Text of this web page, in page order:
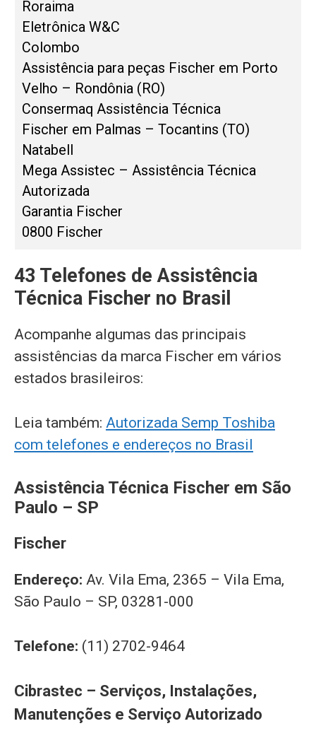
Roraima
Eletrônica W&C
Colombo
Assistência para peças Fischer em Porto
Velho – Rondônia (RO)
Consermaq Assistência Técnica
Fischer em Palmas – Tocantins (TO)
Natabell
Mega Assistec – Assistência Técnica
Autorizada
Garantia Fischer
0800 Fischer
43 Telefones de Assistência
Técnica Fischer no Brasil
Acompanhe algumas das principais
assistências da marca Fischer em vários
estados brasileiros:
Leia também: Autorizada Semp Toshiba
com telefones e endereços no Brasil
Assistência Técnica Fischer em São
Paulo – SP
Fischer
Endereço: Av. Vila Ema, 2365 – Vila Ema,
São Paulo – SP, 03281-000
Telefone: (11) 2702-9464
Cibrastec – Serviços, Instalações,
Manutenções e Serviço Autorizado